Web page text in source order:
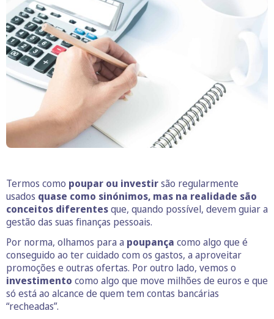
Termos como poupar ou investirsão regularmente
usados quase como sinónimos, mas na realidade são
conceitos diferentesque, quando possível, devem guiar a
gestão das suas finanças pessoais.
Por norma, olhamos para a poupança como algo que é
conseguido ao ter cuidado com os gastos, a aproveitar
promoções e outras ofertas. Por outro lado, vemos o
investimento como algo que move milhões de euros e que
só está ao alcance de quem tem contas bancárias
“recheadas”.